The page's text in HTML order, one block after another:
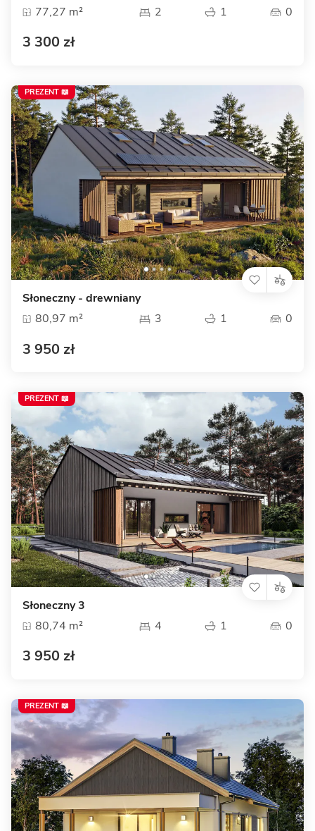
77,27 m²
2 1 0
3 300 zł
Słoneczny - drewniany
80,97 m²
3 1 0
3 950 zł
PREZENT 📖
Słoneczny 3
80,74 m²
4 1 0
3 950 zł
PREZENT 📖
PREZENT 📖